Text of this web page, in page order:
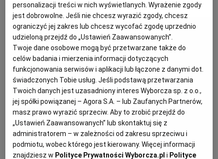
SAŁATKI
MAKARONY
DRÓB
MIĘSA
RYBY
GRILL
KUCHNIA TAJSKA
KUCHNIA GRECKA
KUCHNIA PORTUGALSKA
KUCHNIA FRANCUSKA
KUCHNIA AMERYKAŃSKA
SPRZĘT KUCHENNY
WEGE
WEGAN
BEZ GLUTENU
HISTORIE KULINARNE
FELIETONY KULINARNE
KSIĄŻKI KULINARNE
SZEF KUCHNI
SERWISY LOKALNE
BIAŁYSTOK
BIELSKO-BIAŁA
BYDGOSZCZ
CZĘSTOCHOWA
WYBORCZA.PL
MAGAZYNY
DUŻY FORMAT
WOLNA SOBOTA
WYBORCZA CLASSIC
WYBORCZA.BIZ
MATERIAŁ PROMOCYJNY
personalizacji treści w nich wyświetlanych. Wyrażenie zgody
jest dobrowolne. Jeśli nie chcesz wyrazić zgody, chcesz
ograniczyć jej zakres lub chcesz wycofać zgodę uprzednio
udzieloną przejdź do „Ustawień Zaawansowanych”.
Twoje dane osobowe mogą być przetwarzane także do
celów badania i mierzenia informacji dotyczących
funkcjonowania serwisów i aplikacji lub łączone z danymi dot.
świadczonych Tobie usług. Jeśli podstawą przetwarzania
Twoich danych jest uzasadniony interes Wyborcza sp. z o.o.,
jej spółki powiązanej – Agora S.A. – lub Zaufanych Partnerów,
masz prawo wyrazić sprzeciw. Aby to zrobić przejdź do
„Ustawień Zaawansowanych” lub skontaktuj się z
administratorem – w zależności od zakresu sprzeciwu i
podmiotu, wobec którego jest kierowany. Więcej informacji
znajdziesz w Polityce Prywatności Wyborcza.pl i Polityce